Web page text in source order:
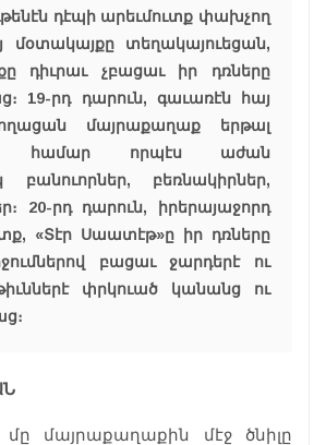
դէպի արեւմուտք փախչող
մօտակայքը տեղակայուեցան,
դիւրաւ չբացաւ իր դռները
19-րդ դարուն, գաւառէն հայ
մայրաքաղաք երթալ
համար որպէս աժան
բեռնակիրներ,
20-րդ դարուն, իրերայաջորդ
«Տէր Սաատէթ»ը իր դռները
բացաւ ջարդերէ ու
փրկուած կանանց ու
մը մայրաքաղաքին մէջ ծնիլը